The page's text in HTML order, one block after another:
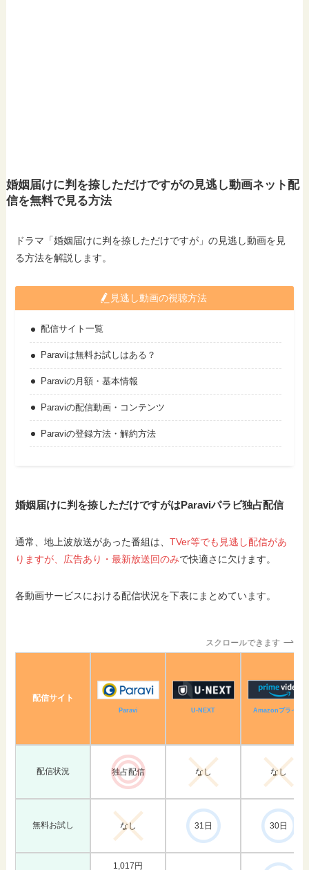
婚姻届けに判を捺しただけですがの見逃し動画ネット配
信を無料で見る方法
ドラマ「婚姻届けに判を捺しただけですが」の見逃し動画を見
る方法を解説します。
見逃し動画の視聴方法
配信サイト一覧
Paraviは無料お試しはある？
Paraviの月額・基本情報
Paraviの配信動画・コンテンツ
Paraviの登録方法・解約方法
婚姻届けに判を捺しただけですがはParaviパラビ独占配信
通常、地上波放送があった番組は、TVer等でも見逃し配信があ
りますが、広告あり・最新放送回のみで快適さに欠けます。
各動画サービスにおける配信状況を下表にまとめています。
スクロールできます
配信サイト
Paravi U-NEXT Amazonプライム
配信状況 独占配信 なし なし
無料お試し なし 31日 30日
1,017円